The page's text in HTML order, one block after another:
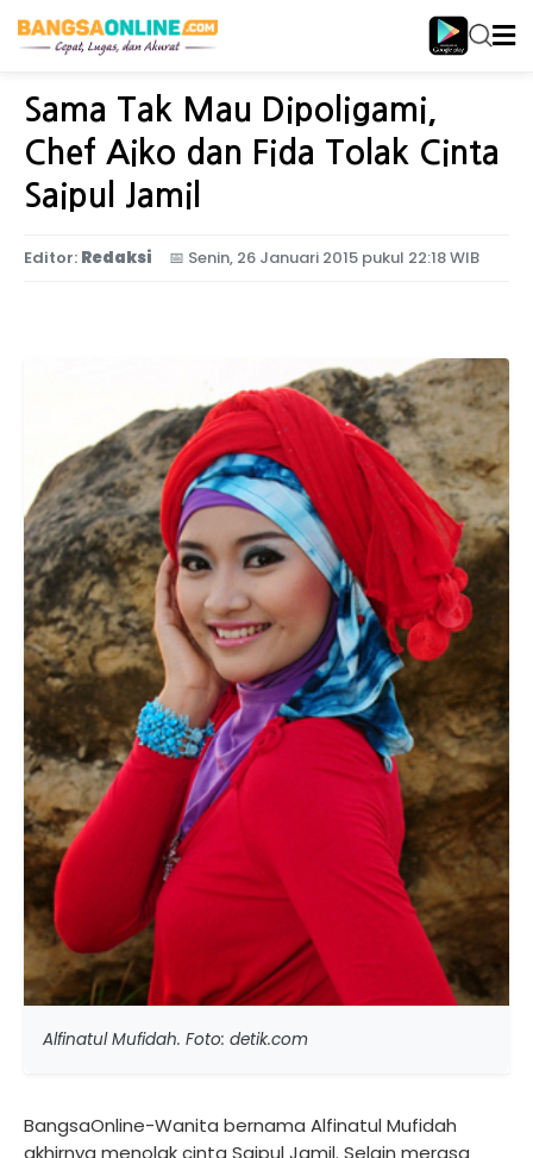
Home Selebriti
Sama Tak Mau Dipoligami,
Chef Aiko dan Fida Tolak Cinta
Saipul Jamil
Editor: Redaksi 📅 Senin, 26 Januari 2015 pukul 22:18 WIB
Alfinatul Mufidah. Foto: detik.com
BangsaOnline-Wanita bernama Alfinatul Mufidah
akhirnya menolak cinta Saipul Jamil. Selain merasa